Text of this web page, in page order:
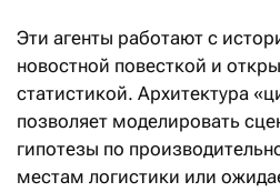
Эти агенты работают с
новостной повесткой и
статистикой. Архитектура
позволяет моделировать
гипотезы по
местам логистики или